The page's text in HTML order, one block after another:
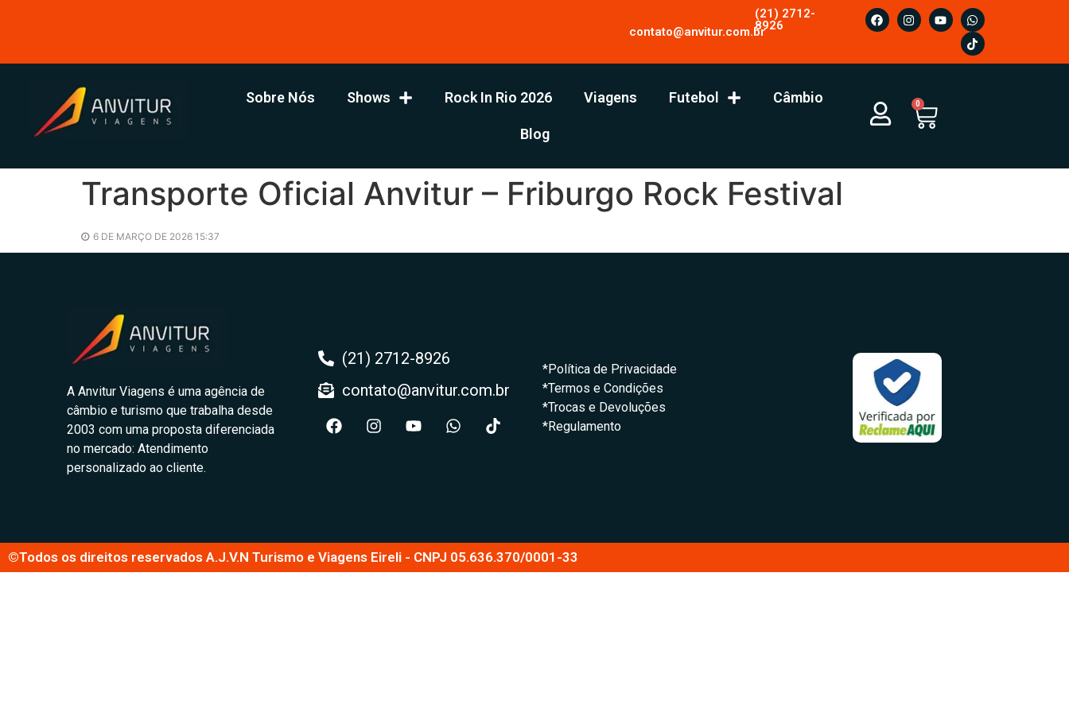
contato@anvitur.com.br
(21) 2712-
8926
Sobre Nós Shows Rock In Rio 2026 Viagens Futebol Câmbio
Blog
0
Transporte Oficial Anvitur – Friburgo Rock Festival
6 DE MARÇO DE 2026 15:37
A Anvitur Viagens é uma agência de
câmbio e turismo que trabalha desde
2003 com uma proposta diferenciada
no mercado: Atendimento
personalizado ao cliente.
(21) 2712-8926
contato@anvitur.com.br
*Política de Privacidade
*Termos e Condições
*Trocas e Devoluções
*Regulamento
©Todos os direitos reservados A.J.V.N Turismo e Viagens Eireli - CNPJ 05.636.370/0001-33